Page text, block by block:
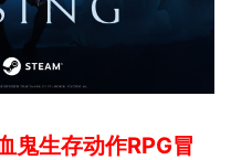
鬼生存动作RPG冒